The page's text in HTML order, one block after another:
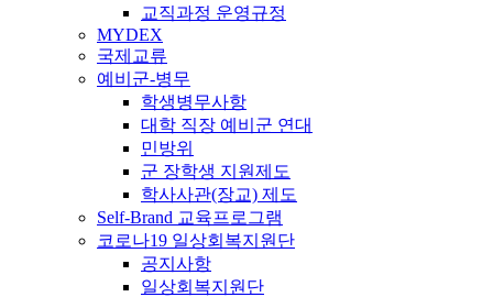
교직과정 운영규정
MYDEX
국제교류
예비군-병무
학생병무사항
대학 직장 예비군 연대
민방위
군 장학생 지원제도
학사사관(장교) 제도
Self-Brand 교육프로그램
코로나19 일상회복지원단
공지사항
일상회복지원단